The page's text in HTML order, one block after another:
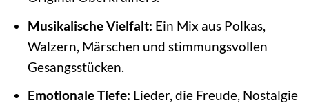
Musikalische Vielfalt: Ein Mix aus Polkas,
Walzern, Märschen und stimmungsvollen
Gesangsstücken.
Emotionale Tiefe: Lieder, die Freude, Nostalgie